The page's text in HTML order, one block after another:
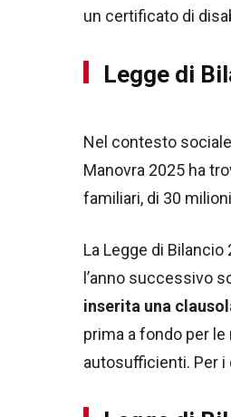
un certificato di
Legge di
Nel contesto
Manovra 2025 ha
familiari, di 30
La Legge di Bilancio
l’anno successivo
inserita una
prima a fondo per
autosufficienti. Per